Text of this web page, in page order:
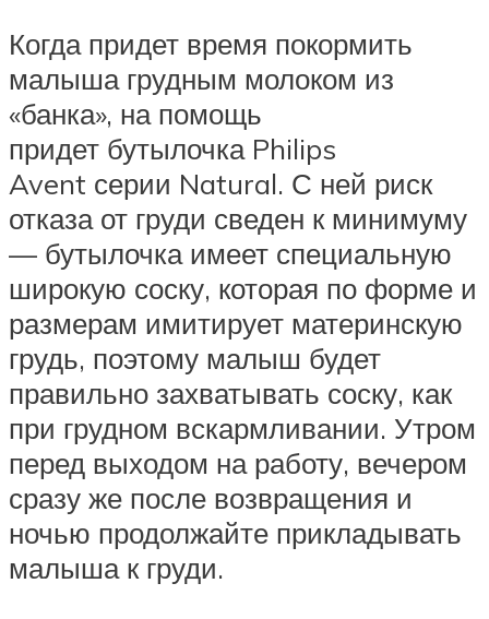
Когда придет время покормить
малыша грудным молоком из
«банка», на помощь
придет бутылочка Philips
Avent серии Natural. С ней риск
отказа от груди сведен к минимуму
— бутылочка имеет специальную
широкую соску, которая по форме и
размерам имитирует материнскую
грудь, поэтому малыш будет
правильно захватывать соску, как
при грудном вскармливании. Утром
перед выходом на работу, вечером
сразу же после возвращения и
ночью продолжайте прикладывать
малыша к груди.